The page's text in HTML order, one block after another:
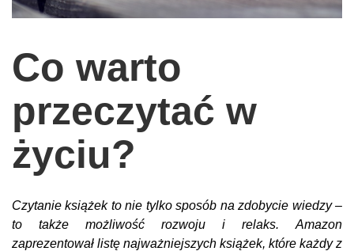
edukacja
Odżywianie
sposób na życie
podróże
zrób to sam
EKO – Styl
kuchnia
Co warto
przeczytać w
życiu?
Czytanie książek to nie tylko sposób na zdobycie wiedzy –
to także możliwość rozwoju i relaks. Amazon
zaprezentował listę najważniejszych książek, które każdy z